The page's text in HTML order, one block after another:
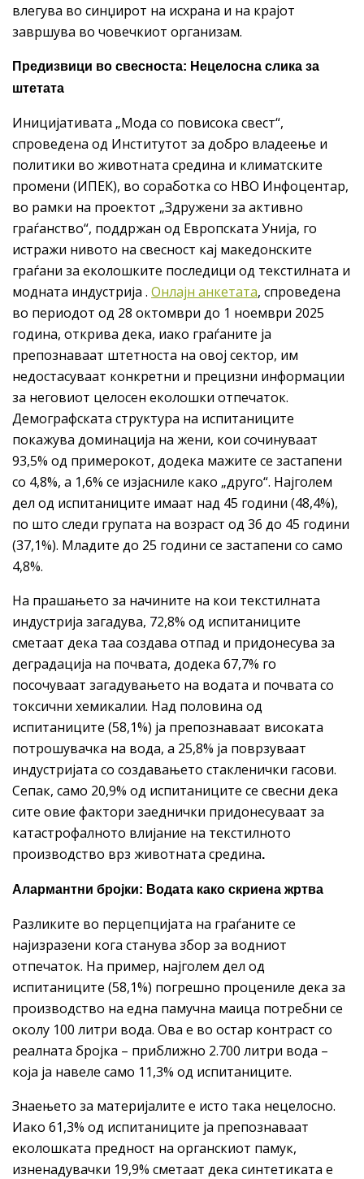
влегува во синџирот на исхрана и на крајот
завршува во човечкиот организам.
Предизвици во свесноста: Нецелосна слика за
штетата
Иницијативата „Мода со повисока свест“,
спроведена од Институтот за добро владеење и
политики во животната средина и климатските
промени (ИПЕК), во соработка со НВО Инфоцентар,
во рамки на проектот „Здружени за активно
граѓанство“, поддржан од Европската Унија, го
истражи нивото на свесност кај македонските
граѓани за еколошките последици од текстилната и
модната индустрија . Онлајн анкетата, спроведена
во периодот од 28 октомври до 1 ноември 2025
година, открива дека, иако граѓаните ја
препознаваат штетноста на овој сектор, им
недостасуваат конкретни и прецизни информации
за неговиот целосен еколошки отпечаток.
Демографската структура на испитаниците
покажува доминација на жени, кои сочинуваат
93,5% од примерокот, додека мажите се застапени
со 4,8%, а 1,6% се изјасниле како „друго“. Најголем
дел од испитаниците имаат над 45 години (48,4%),
по што следи групата на возраст од 36 до 45 години
(37,1%). Младите до 25 години се застапени со само
4,8%.
На прашањето за начините на кои текстилната
индустрија загадува, 72,8% од испитаниците
сметаат дека таа создава отпад и придонесува за
деградација на почвата, додека 67,7% го
посочуваат загадувањето на водата и почвата со
токсични хемикалии. Над половина од
испитаниците (58,1%) ја препознаваат високата
потрошувачка на вода, а 25,8% ја поврзуваат
индустријата со создавањето стакленички гасови.
Сепак, само 20,9% од испитаниците се свесни дека
сите овие фактори заеднички придонесуваат за
катастрофалното влијание на текстилното
производство врз животната средина.
Алармантни бројки: Водата како скриена жртва
Разликите во перцепцијата на граѓаните се
најизразени кога станува збор за водниот
отпечаток. На пример, најголем дел од
испитаниците (58,1%) погрешно процениле дека за
производство на една памучна маица потребни се
околу 100 литри вода. Ова е во остар контраст со
реалната бројка – приближно 2.700 литри вода –
која ја навеле само 11,3% од испитаниците.
Знаењето за материјалите е исто така нецелосно.
Иако 61,3% од испитаниците ја препознаваат
еколошката предност на органскиот памук,
изненадувачки 19,9% сметаат дека синтетиката е